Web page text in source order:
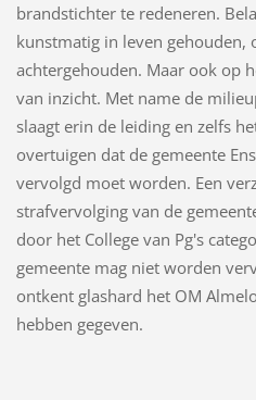
brandstichter te redeneren.
kunstmatig in leven
achtergehouden. Maar ook op
van inzicht. Met name de
slaagt erin de leiding en zelfs
overtuigen dat de gemeente
vervolgd moet worden. Een
strafvervolging van de
door het College van Pg's
gemeente mag niet worden
ontkent glashard het OM
hebben gegeven.